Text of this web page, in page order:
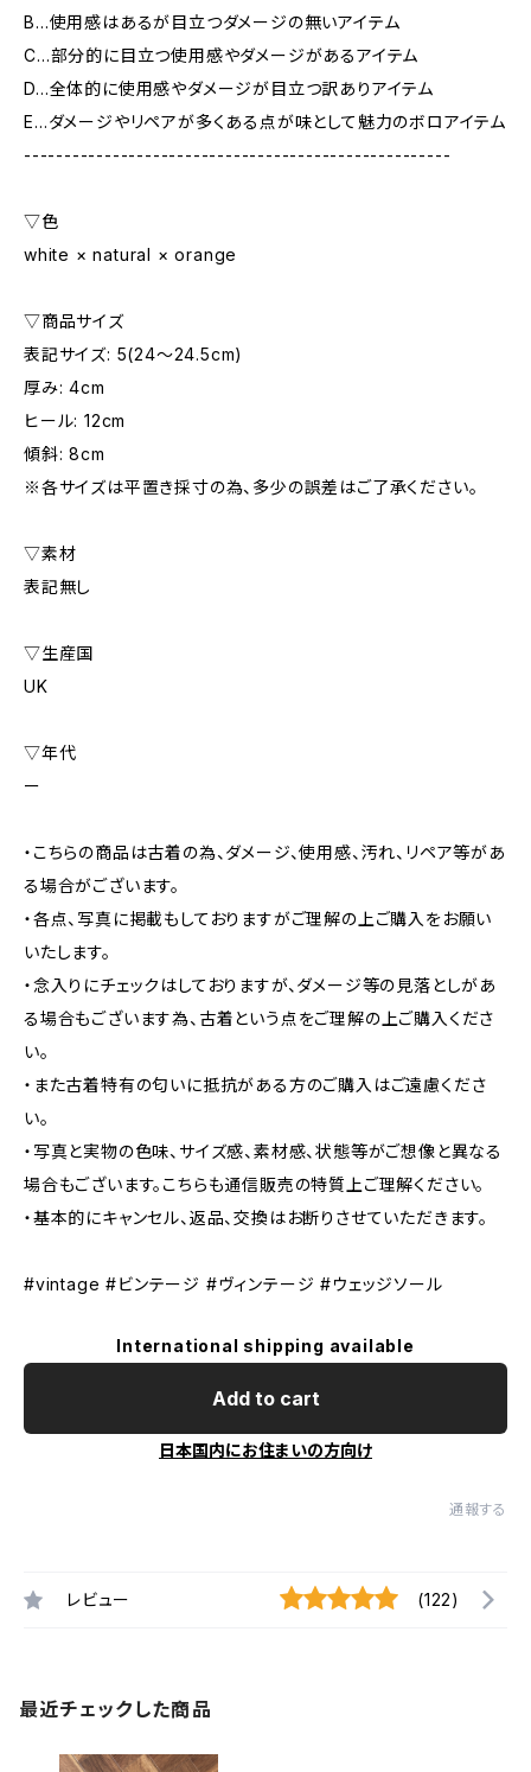
B…使用感はあるが目立つダメージの無いアイテム
C…部分的に目立つ使用感やダメージがあるアイテム
D…全体的に使用感やダメージが目立つ訳ありアイテム
E…ダメージやリペアが多くある点が味として魅力のボロアイテム
-----------------------------------------------------
▽色
white × natural × orange
▽商品サイズ
表記サイズ: 5(24〜24.5cm)
厚み: 4cm
ヒール: 12cm
傾斜: 8cm
※各サイズは平置き採寸の為、多少の誤差はご了承ください。
▽素材
表記無し
▽生産国
UK
▽年代
ー
・こちらの商品は古着の為、ダメージ、使用感、汚れ、リペア等があ
る場合がございます。
・各点、写真に掲載もしておりますがご理解の上ご購入をお願い
いたします。
・念入りにチェックはしておりますが、ダメージ等の見落としがあ
る場合もございます為、古着という点をご理解の上ご購入くださ
い。
・また古着特有の匂いに抵抗がある方のご購入はご遠慮くださ
い。
・写真と実物の色味、サイズ感、素材感、状態等がご想像と異なる
場合もございます。こちらも通信販売の特質上ご理解ください。
・基本的にキャンセル、返品、交換はお断りさせていただきます。
#vintage #ビンテージ #ヴィンテージ #ウェッジソール
International shipping available
Add to cart
日本国内にお住まいの方向け
通報する
レビュー (122)
最近チェックした商品